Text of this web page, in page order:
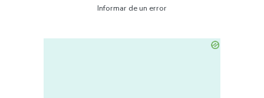
Informar de un error